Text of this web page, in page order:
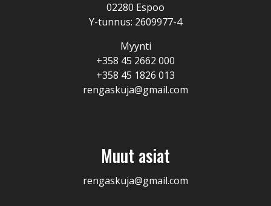
02280 Espoo
Y-tunnus: 2609977-4
Myynti
+358 45 2662 000
+358 45 1826 013
rengaskuja@gmail.com
Muut asiat
rengaskuja@gmail.com